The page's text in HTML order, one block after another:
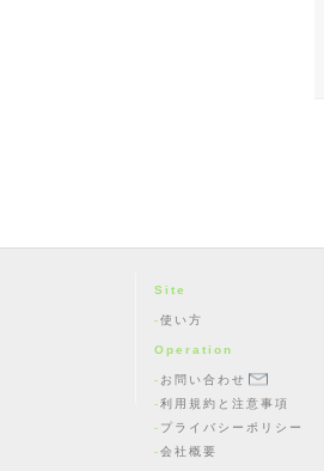
Site
使い方
Operation
お問い合わせ
利用規約と注意事項
プライバシーポリシー
会社概要